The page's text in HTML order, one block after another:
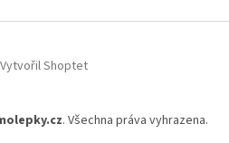
Vytvořil Shoptet
. Všechna práva vyhrazena.